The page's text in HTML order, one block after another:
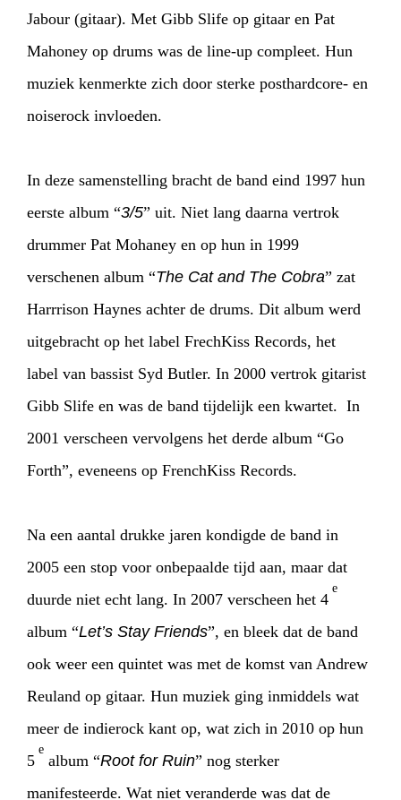
AGENDA
PHOTOSNEWS INFOWEBSHOP
MY TICKETS
Jabour (gitaar). Met Gibb Slife op gitaar en Pat
Mahoney op drums was de line-up compleet. Hun
muziek kenmerkte zich door sterke posthardcore- en
noiserock invloeden.
In deze samenstelling bracht de band eind 1997 hun
eerste album “3/5” uit. Niet lang daarna vertrok
drummer Pat Mohaney en op hun in 1999
verschenen album “The Cat and The Cobra” zat
Harrrison Haynes achter de drums. Dit album werd
uitgebracht op het label FrechKiss Records, het
label van bassist Syd Butler. In 2000 vertrok gitarist
Gibb Slife en was de band tijdelijk een kwartet. In
2001 verscheen vervolgens het derde album “Go
Forth”, eveneens op FrenchKiss Records.
Na een aantal drukke jaren kondigde de band in
2005 een stop voor onbepaalde tijd aan, maar dat
duurde niet echt lang. In 2007 verscheen het 4
e
album “Let’s Stay Friends”, en bleek dat de band
ook weer een quintet was met de komst van Andrew
Reuland op gitaar. Hun muziek ging inmiddels wat
meer de indierock kant op, wat zich in 2010 op hun
5
e
album “Root for Ruin” nog sterker
manifesteerde. Wat niet veranderde was dat de